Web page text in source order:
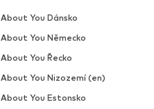
About You Dánsko
About You Německo
About You Řecko
About You Nizozemí (en)
About You Estonsko